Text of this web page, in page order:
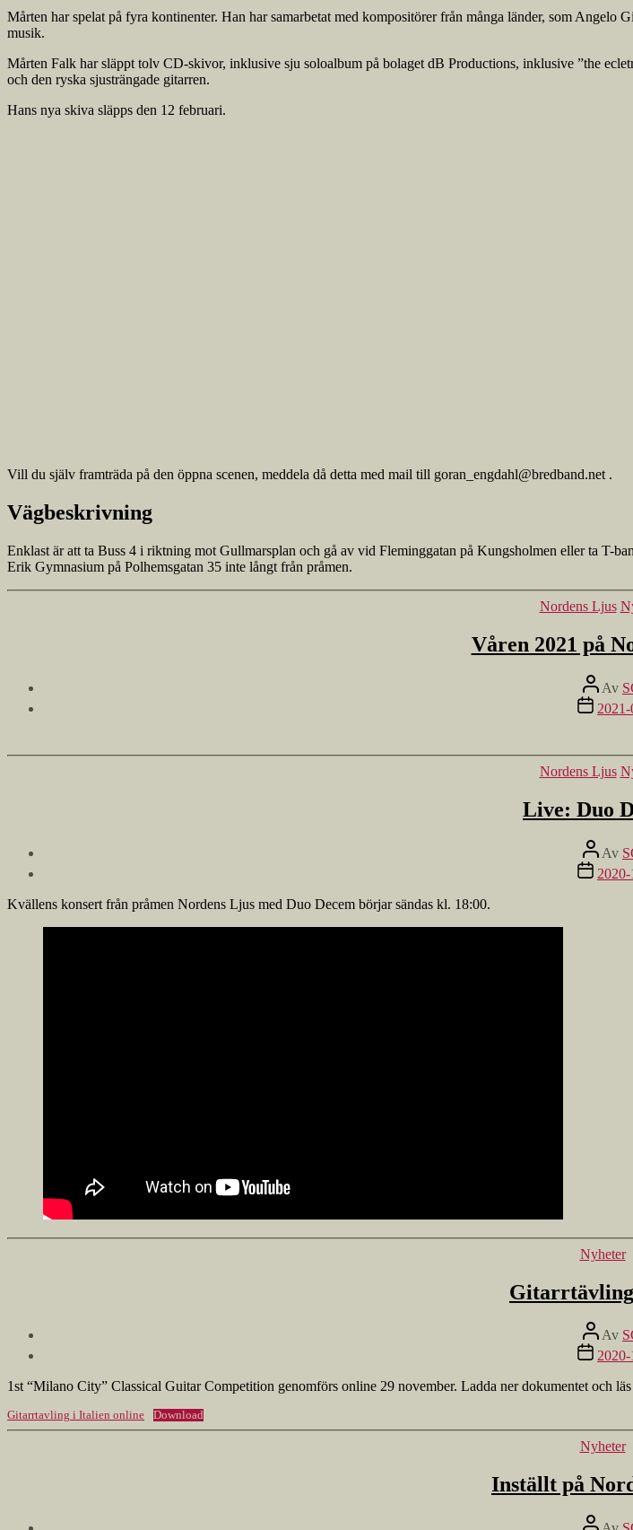
Mårten har spelat på fyra kontinenter. Han har samarbetat med kompositörer från många länder, som
musik.
Mårten Falk har släppt tolv CD-skivor, inklusive sju soloalbum på bolaget dB Productions, inklusive ”the
och den ryska sjusträngade gitarren.
Hans nya skiva släpps den 12 februari.
Vill du själv framträda på den öppna scenen, meddela då detta med mail till goran_engdahl@bredband.net .
Vägbeskrivning
Enklast är att ta Buss 4 i riktning mot Gullmarsplan och gå av vid Fleminggatan på Kungsholmen eller ta T-
Erik Gymnasium på Polhemsgatan 35 inte långt från pråmen.
Nordens Ljus
Våren 2021 på
Av
Nordens Ljus
Live: Duo
Av
Kvällens konsert från pråmen Nordens Ljus med Duo Decem börjar sändas kl. 18:00.
Nyheter
Av
1st “Milano City” Classical Guitar Competition genomförs online 29 november. Ladda ner dokumentet och
Gitarrtavling i Italien online Download
Nyheter
Inställt på